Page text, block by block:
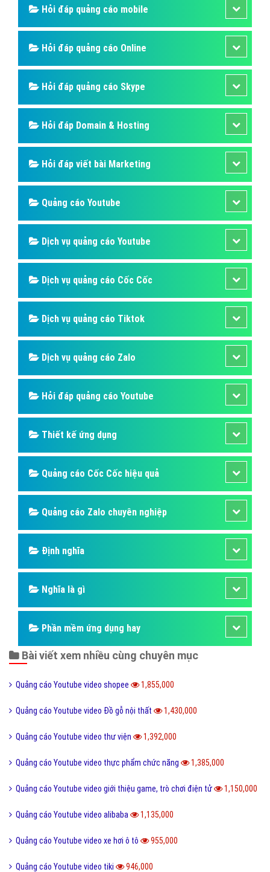
Hỏi đáp quảng cáo mobile
Hỏi đáp quảng cáo Online
Hỏi đáp quảng cáo Skype
Hỏi đáp Domain & Hosting
Hỏi đáp viết bài Marketing
Quảng cáo Youtube
Dịch vụ quảng cáo Youtube
Dịch vụ quảng cáo Cốc Cốc
Dịch vụ quảng cáo Tiktok
Dịch vụ quảng cáo Zalo
Hỏi đáp quảng cáo Youtube
Thiết kế ứng dụng
Quảng cáo Cốc Cốc hiệu quả
Quảng cáo Zalo chuyên nghiệp
Định nghĩa
Nghĩa là gì
Phần mềm ứng dụng hay
Bài viết xem nhiều cùng chuyên mục
Quảng cáo Youtube video shopee 1,855,000
Quảng cáo Youtube video Đồ gỗ nội thất 1,430,000
Quảng cáo Youtube video thư viện 1,392,000
Quảng cáo Youtube video thực phẩm chức năng 1,385,000
Quảng cáo Youtube video giới thiệu game, trò chơi điện tử 1,150,000
Quảng cáo Youtube video alibaba 1,135,000
Quảng cáo Youtube video xe hơi ô tô 955,000
Quảng cáo Youtube video tiki 946,000